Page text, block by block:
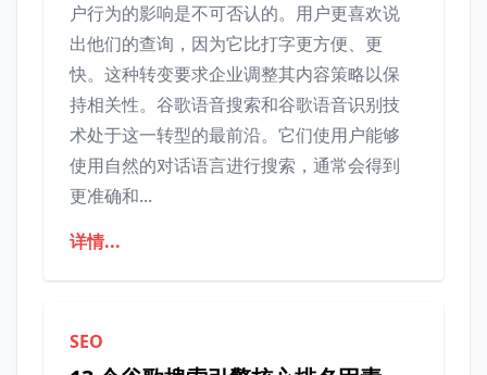
户行为的影响是不可否认的。用户更喜欢说
出他们的查询，因为它比打字更方便、更
快。这种转变要求企业调整其内容策略以保
持相关性。谷歌语音搜索和谷歌语音识别技
术处于这一转型的最前沿。它们使用户能够
使用自然的对话语言进行搜索，通常会得到
更准确和...
详情...
SEO